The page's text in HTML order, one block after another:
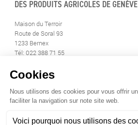
DES PRODUITS AGRICOLES DE GENÈVE
Maison du Terroir
Route de Soral 93
1233 Bernex
Tél: 022 388 71 55
info@geneveterroir.ge.ch
RESTEZ AU CONTACT DE
TOUTE L’ACTUALITÉ DU TERROIR